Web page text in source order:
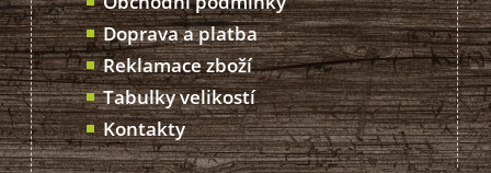
Doprava a platba
Reklamace zboží
Tabulky velikostí
Kontakty